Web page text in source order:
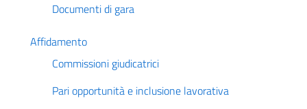
Documenti di gara
Affidamento
Commissioni giudicatrici
Pari opportunità e inclusione lavorativa